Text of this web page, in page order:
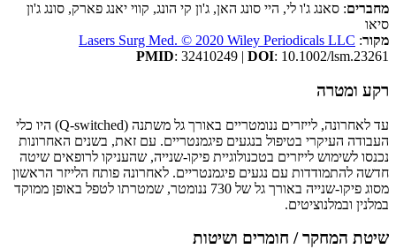
מחברים: סאנג ג'ו לי, היי סונג האן, ג'ון קי הונג, קווי יאנג פארק, סונג ג'ון
סיאו
מקור:
Lasers Surg Med. © 2020 Wiley Periodicals LLC
PMID: 32410249 | DOI: 10.1002/lsm.23261
רקע ומטרה
עד לאחרונה, לייזרים ננומטריים באורך גל משתנה (Q-switched) היו כלי
העבודה העיקרי בטיפול בנגעים פיגמנטריים. עם זאת, בשנים האחרונות
נכנסו לשימוש לייזרים בטכנולוגיית פיקו-שנייה, שהעניקו לרופאים שיטה
חדשה להתמודדות עם נגעים פיגמנטריים. לאחרונה פותח הלייזר הראשון
מסוג פיקו-שנייה באורך גל של 730 ננומטר, שמטרתו לטפל באופן ממוקד
במלנין ובמלנוציטים.
שיטת המחקר / חומרים ושיטות